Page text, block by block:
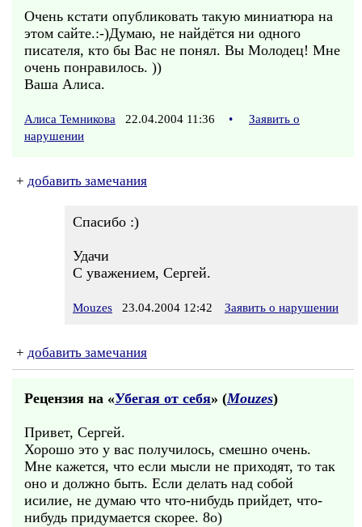
Очень кстати опубликовать такую миниатюра на
этом сайте.:-)Думаю, не найдётся ни одного
писателя, кто бы Вас не понял. Вы Молодец! Мне
очень понравилось. ))
Ваша Алиса.
Алиса Темникова 22.04.2004 11:36 •
Заявить о
нарушении
+ добавить замечания
Спасибо :)
Удачи
С уважением, Сергей.
Mouzes 23.04.2004 12:42 Заявить о нарушении
+ добавить замечания
Рецензия на «Убегая от себя» (Mouzes)
Привет, Сергей.
Хорошо это у вас получилось, смешно очень.
Мне кажется, что если мысли не приходят, то так
оно и должно быть. Если делать над собой
исилие, не думаю что что-нибудь прийдет, что-
нибудь придумается скорее. 8о)